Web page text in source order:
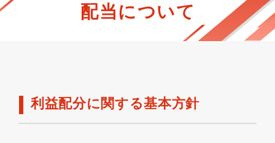
配当について
利益配分に関する基本方針